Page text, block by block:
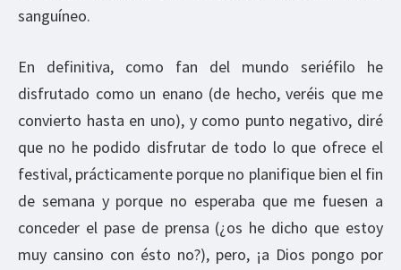
sanguíneo.
En definitiva, como fan del mundo seriéfilo he
disfrutado como un enano (de hecho, veréis que me
convierto hasta en uno), y como punto negativo, diré
que no he podido disfrutar de todo lo que ofrece el
festival, prácticamente porque no planifique bien el fin
de semana y porque no esperaba que me fuesen a
conceder el pase de prensa (¿os he dicho que estoy
muy cansino con ésto no?), pero, ¡a Dios pongo por